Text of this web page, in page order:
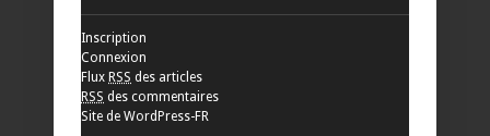
Inscription
Connexion
Flux RSS des articles
RSS des commentaires
Site de WordPress-FR